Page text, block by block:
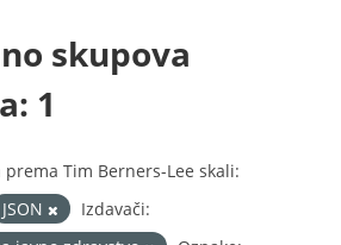
skupova
1
Tim Berners-Lee skali:
JSON
Izdavači: